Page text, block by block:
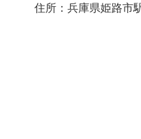
住所：兵庫県姫路市